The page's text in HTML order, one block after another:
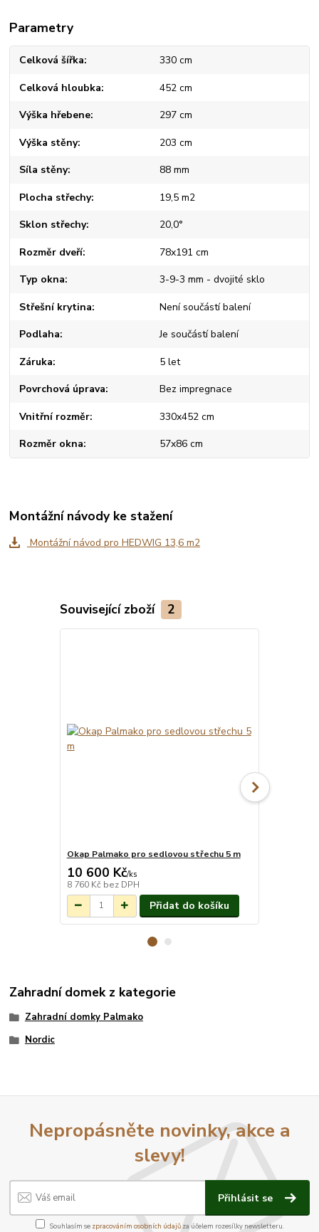
Parametry
Celková šířka 330 cm
Celková hloubka 452 cm
Výška hřebene 297 cm
Výška stěny 203 cm
Síla stěny 88 mm
Plocha střechy 19,5 m2
Sklon střechy 20,0°
Rozměr dveří 78x191 cm
Typ okna 3-9-3 mm - dvojité sklo
Střešní krytina Není součástí balení
Podlaha Je součástí balení
Záruka 5 let
Povrchová úprava Bez impregnace
Vnitřní rozměr 330x452 cm
Rozměr okna 57x86 cm
Montážní návody ke stažení
Montážní návod pro HEDWIG 13,6 m2
Související zboží 2
Okap Palmako pro sedlovou střechu 5 m
10 600 Kč/ks
8 760 Kč bez DPH
Přidat do košíku
Zahradní domek z kategorie
Zahradní domky Palmako
Nordic
Nepropásněte novinky, akce a
slevy!
Přihlásit se
Souhlasím se zpracováním osobních údajůza účelem rozesílky newsletteru.